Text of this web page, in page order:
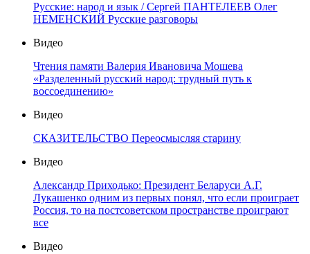
Русские: народ и язык / Сергей ПАНТЕЛЕЕВ Олег
НЕМЕНСКИЙ Русские разговоры
Видео
Чтения памяти Валерия Ивановича Мошева
«Разделенный русский народ: трудный путь к
воссоединению»
Видео
СКАЗИТЕЛЬСТВО Переосмысляя старину
Видео
Александр Приходько: Президент Беларуси А.Г.
Лукашенко одним из первых понял, что если проиграет
Россия, то на постсоветском пространстве проиграют
все
Видео